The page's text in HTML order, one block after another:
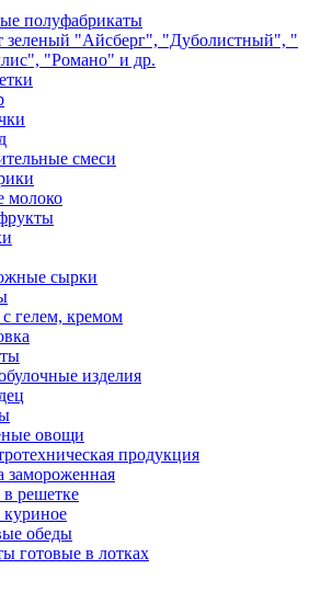
полуфабрикаты
зеленый "Айсберг", "Дуболистный", "
"Романо" и др.
смеси
молоко
сырки
гелем, кремом
изделия
овощи
продукция
замороженная
решетке
обеды
готовые в лотках